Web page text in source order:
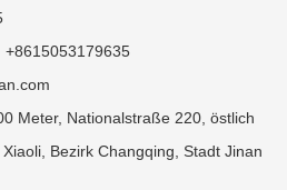
+8615053179635
Meter, Nationalstraße 220, östlich
Bezirk Changqing, Stadt Jinan